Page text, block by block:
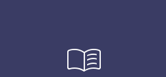
menu_book